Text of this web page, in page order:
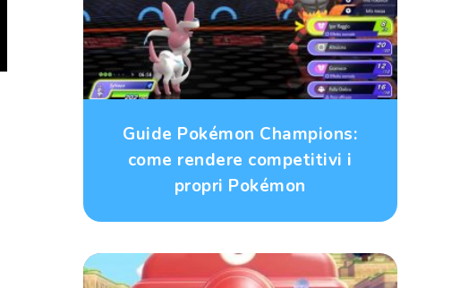
Guide Pokémon Champions:
come rendere competitivi i
propri Pokémon